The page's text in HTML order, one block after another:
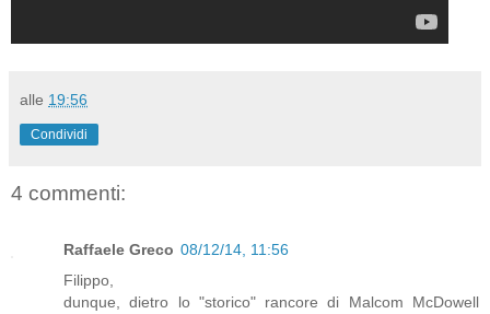
alle 19:56
Condividi
4 commenti:
Raffaele Greco 08/12/14, 11:56
Filippo,
dunque, dietro lo "storico" rancore di Malcom McDowell